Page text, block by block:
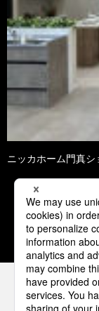
ニッカホーム門真シ
1
パナソ